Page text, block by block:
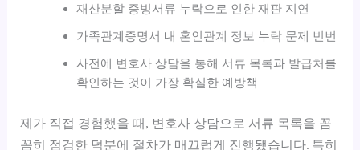
재산분할 증빙서류 누락으로 인한 재판 지연
가족관계증명서 내 혼인관계 정보 누락 문제 빈번
사전에 변호사 상담을 통해 서류 목록과 발급처를
확인하는 것이 가장 확실한 예방책
제가 직접 경험했을 때, 변호사 상담으로 서류 목록을 꼼
꼼히 점검한 덕분에 절차가 매끄럽게 진행됐습니다. 특히